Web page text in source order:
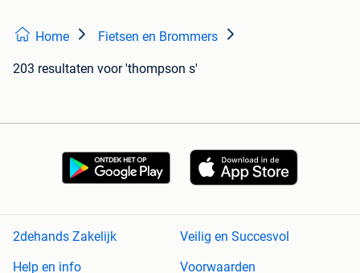
Home Fietsen en Brommers
203 resultaten voor 'thompson s'
2dehands Zakelijk
Veilig en Succesvol
Help en info
Voorwaarden